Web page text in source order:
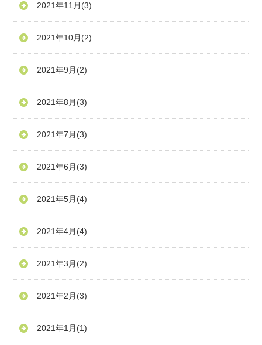
2021年11月 (3)
2021年10月 (2)
2021年9月 (2)
2021年8月 (3)
2021年7月 (3)
2021年6月 (3)
2021年5月 (4)
2021年4月 (4)
2021年3月 (2)
2021年2月 (3)
2021年1月 (1)